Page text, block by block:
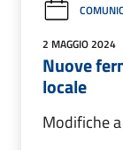
2 MAGGIO 2024
Nuove
locale
Modifiche